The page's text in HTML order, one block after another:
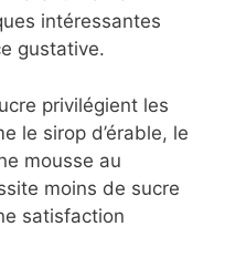
nécessitent des
riz, la châtaigne
chocolat à base
texture
les laits
ou la noix